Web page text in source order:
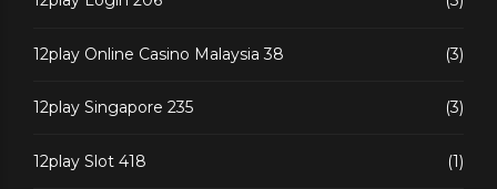
12play Online Casino Malaysia 38 (3)
12play Singapore 235 (3)
12play Slot 418 (1)